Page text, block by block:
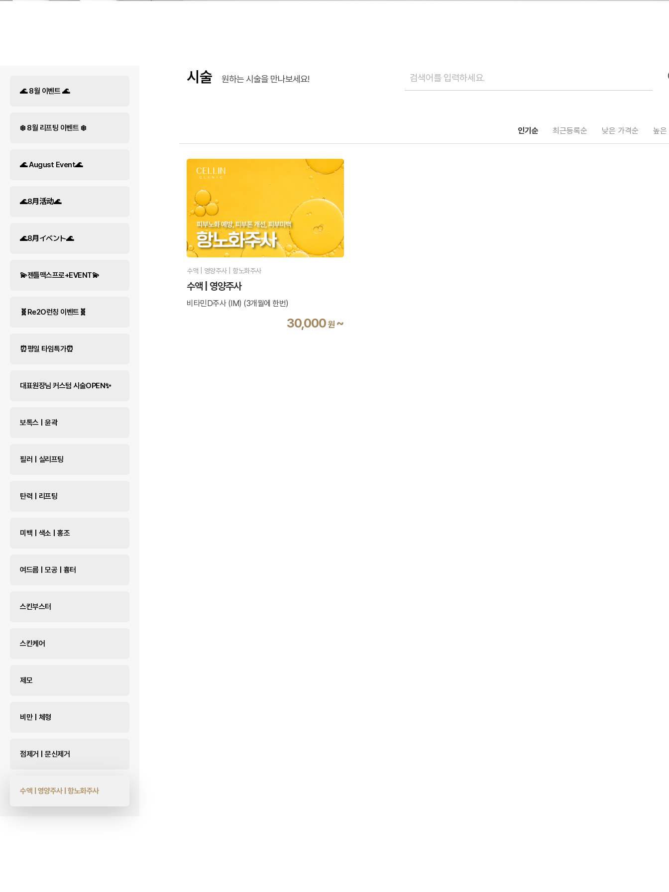
🌊 8월 이벤트 🌊
❄️ 8월 리프팅 이벤트 ❄️
🌊 August Event🌊
🌊8月活动🌊
🌊8月イベント🌊
💫젠틀맥스프로+EVENT💫
🧬Re2O런칭 이벤트🧬
⏰평일 타임특가⏰
대표원장님 커스텀 시술OPEN✨
보톡스 | 윤곽
필러 | 실리프팅
탄력 | 리프팅
미백 | 색소 | 홍조
여드름 | 모공 | 흉터
스킨부스터
스킨케어
제모
비만 | 체형
점제거 | 문신제거
수액 | 영양주사 | 항노화주사
시술 원하는 시술을 만나보세요!
인기순 최근등록순 낮은 가격순 높은
수액 | 영양주사 | 항노화주사
수액 | 영양주사
비타민D주사 (IM) (3개월에 한번)
30,000 원 ~